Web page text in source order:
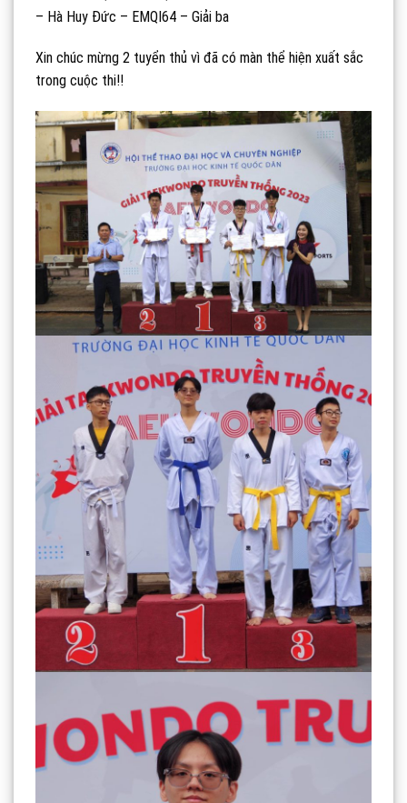
– Hà Huy Đức – EMQI64 – Giải ba
Xin chúc mừng 2 tuyển thủ vì đã có màn thể hiện xuất sắc
trong cuộc thi!!